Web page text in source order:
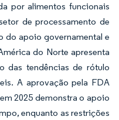
por alimentos funcionais
de processamento de
do apoio governamental e
do Norte apresenta
das tendências de rótulo
A aprovação pela FDA
2025 demonstra o apoio
enquanto as restrições